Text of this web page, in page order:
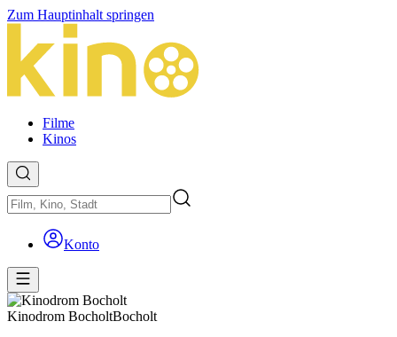
Zum Hauptinhalt springen
Filme
Kinos
Konto
Kinodrom BocholtBocholt